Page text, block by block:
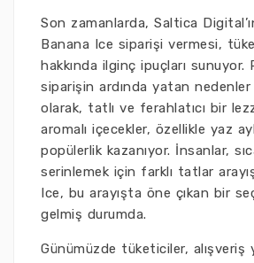
Son zamanlarda, Saltica
Banana Ice siparişi vermesi,
hakkında ilginç ipuçları sunuyor.
siparişin ardında yatan
olarak, tatlı ve ferahlatıcı bir
aromalı içecekler, özellikle yaz
popülerlik kazanıyor. İnsanlar,
serinlemek için farklı tatlar
Ice, bu arayışta öne çıkan bir
gelmiş durumda.
Günümüzde tüketiciler, alışveriş